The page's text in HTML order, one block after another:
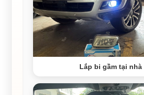
Lắp bi gầm tại nhà